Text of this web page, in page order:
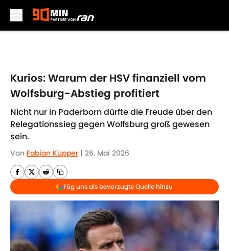
Kurios: Warum der HSV finanziell vom
Wolfsburg-Abstieg profitiert
Nicht nur in Paderborn dürfte die Freude über den
Relegationssieg gegen Wolfsburg groß gewesen
sein.
Von Fabian Küpper | 26. Mai 2026
Füg uns als bevorzugte Quelle hinzu